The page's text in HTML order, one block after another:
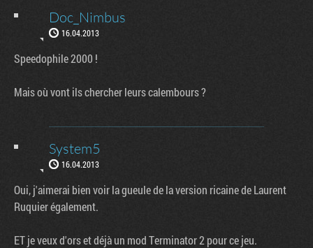
Doc_Nimbus
16.04.2013
Speedophile 2000 !
Mais où vont ils chercher leurs calembours ?
System5
16.04.2013
Oui, j'aimerai bien voir la gueule de la version ricaine de Laurent
Ruquier également.
ET je veux d'ors et déjà un mod Terminator 2 pour ce jeu.